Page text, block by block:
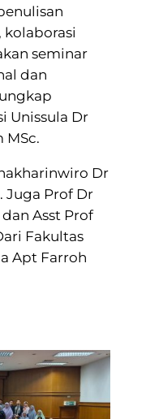
seminar
dan
Unissula Dr
MSc.
Dr
Juga Prof Dr
Asst Prof
Fakultas
Apt Farroh